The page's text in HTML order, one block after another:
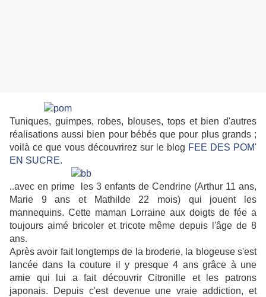
Tuniques, guimpes, robes, blouses, tops et bien d'autres
réalisations aussi bien pour bébés que pour plus grands ;
voilà ce que vous découvrirez sur le blog FEE DES POM'
EN SUCRE.
..avec en prime les 3 enfants de Cendrine (Arthur 11 ans,
Marie 9 ans et Mathilde 22 mois) qui jouent les
mannequins. Cette maman Lorraine aux doigts de fée a
toujours aimé bricoler et tricote même depuis l'âge de 8
ans.
Après avoir fait longtemps de la broderie, la blogeuses'est
lancée dans la couture il y presque 4 ans grâce à une
amie qui lui a fait découvrir Citronille et les patrons
japonais. Depuis c'est devenue une vraie addiction, et